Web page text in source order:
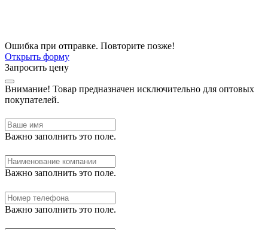
Ошибка при отправке. Повторите позже!
Открыть форму
Запросить цену
Внимание! Товар предназначен исключительно для оптовых
покупателей.
Важно заполнить это поле.
Важно заполнить это поле.
Важно заполнить это поле.